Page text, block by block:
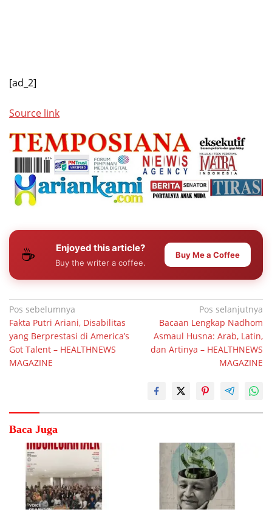
[ad_2]
Source link
☕ Enjoyed this article?
Buy the writer a coffee.
Buy Me a Coffee
Navigasi
pos
Pos sebelumnya
Fakta Putri Ariani, Disabilitas
yang Berprestasi di America’s
Got Talent – HEALTHNEWS
MAGAZINE
Pos selanjutnya
Bacaan Lengkap Nadhom
Asmaul Husna: Arab, Latin,
dan Artinya – HEALTHNEWS
MAGAZINE
Baca Juga